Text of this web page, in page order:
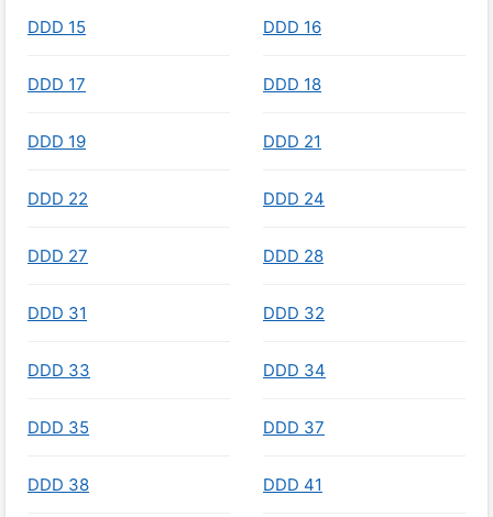
DDD 15 DDD 16
DDD 17 DDD 18
DDD 19 DDD 21
DDD 22 DDD 24
DDD 27 DDD 28
DDD 31 DDD 32
DDD 33 DDD 34
DDD 35 DDD 37
DDD 38 DDD 41